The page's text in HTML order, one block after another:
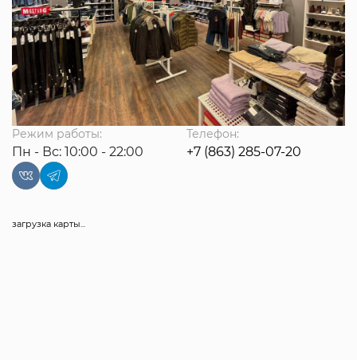
Режим работы:
Пн - Вс: 10:00 - 22:00
Телефон:
+7 (863) 285-07-20
загрузка карты...